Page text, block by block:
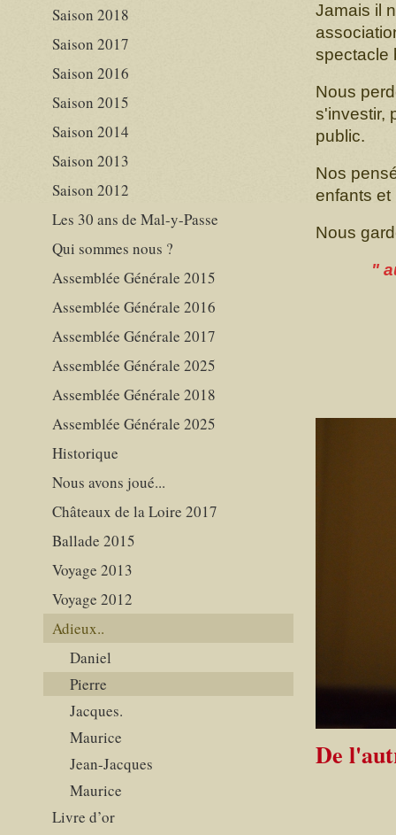
Jamais il
spectacle
Nous
s'investir,
public.
Nos
enfants et
Nous
"
De
Saison 2018
Saison 2017
Saison 2016
Saison 2015
Saison 2014
Saison 2013
Saison 2012
Les 30 ans de Mal-y-Passe
Qui sommes nous ?
Assemblée Générale 2015
Assemblée Générale 2016
Assemblée Générale 2017
Assemblée Générale 2025
Assemblée Générale 2018
Assemblée Générale 2025
Historique
Nous avons joué...
Châteaux de la Loire 2017
Ballade 2015
Voyage 2013
Voyage 2012
Adieux..
Daniel
Pierre
Jacques.
Maurice
Jean-Jacques
Maurice
Livre d’or